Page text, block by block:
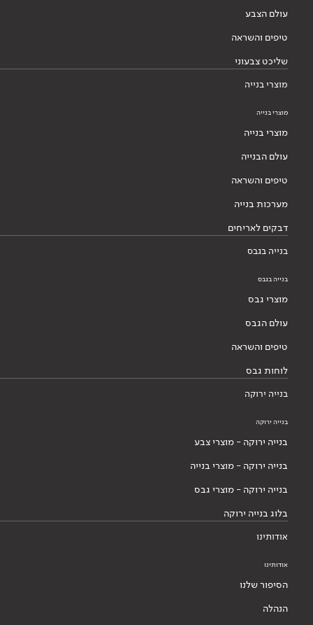
עולם הצבע
טיפים והשראה
שליכט צבעוני
מוצרי בנייה
מוצרי בנייה
מוצרי בנייה
עולם הבנייה
טיפים והשראה
מערכות בנייה
דבקים לאריחים
בנייה בגבס
בנייה בגבס
מוצרי גבס
עולם הגבס
טיפים והשראה
לוחות גבס
בנייה ירוקה
בנייה ירוקה
בנייה ירוקה - מוצרי צבע
בנייה ירוקה - מוצרי בנייה
בנייה ירוקה - מוצרי גבס
בלוג בנייה ירוקה
אודותינו
אודותינו
הסיפור שלנו
הנהלה